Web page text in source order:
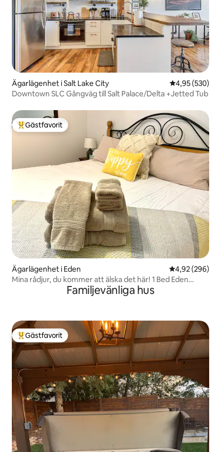
Ägarlägenhet i Salt Lake City 4,95 av 5 i
4,95 (530)
Downtown SLC Gångväg till Salt Palace/Delta +Jetted Tub
Populär gästfavorit
Gästfavorit
Ägarlägenhet i Eden 4,92 av 5 i
4,92 (296)
Mina rådjur, du kommer att älska det här! 1 Bed Eden
Familjevänliga hus
Populär gästfavorit
Gästfavorit